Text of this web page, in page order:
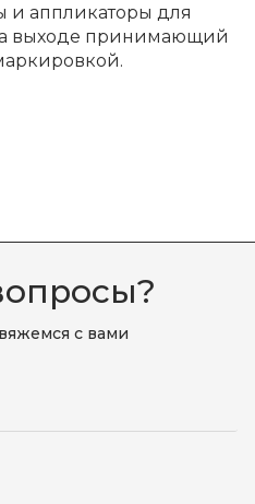
и аппликаторы для
выходе принимающий
с вами